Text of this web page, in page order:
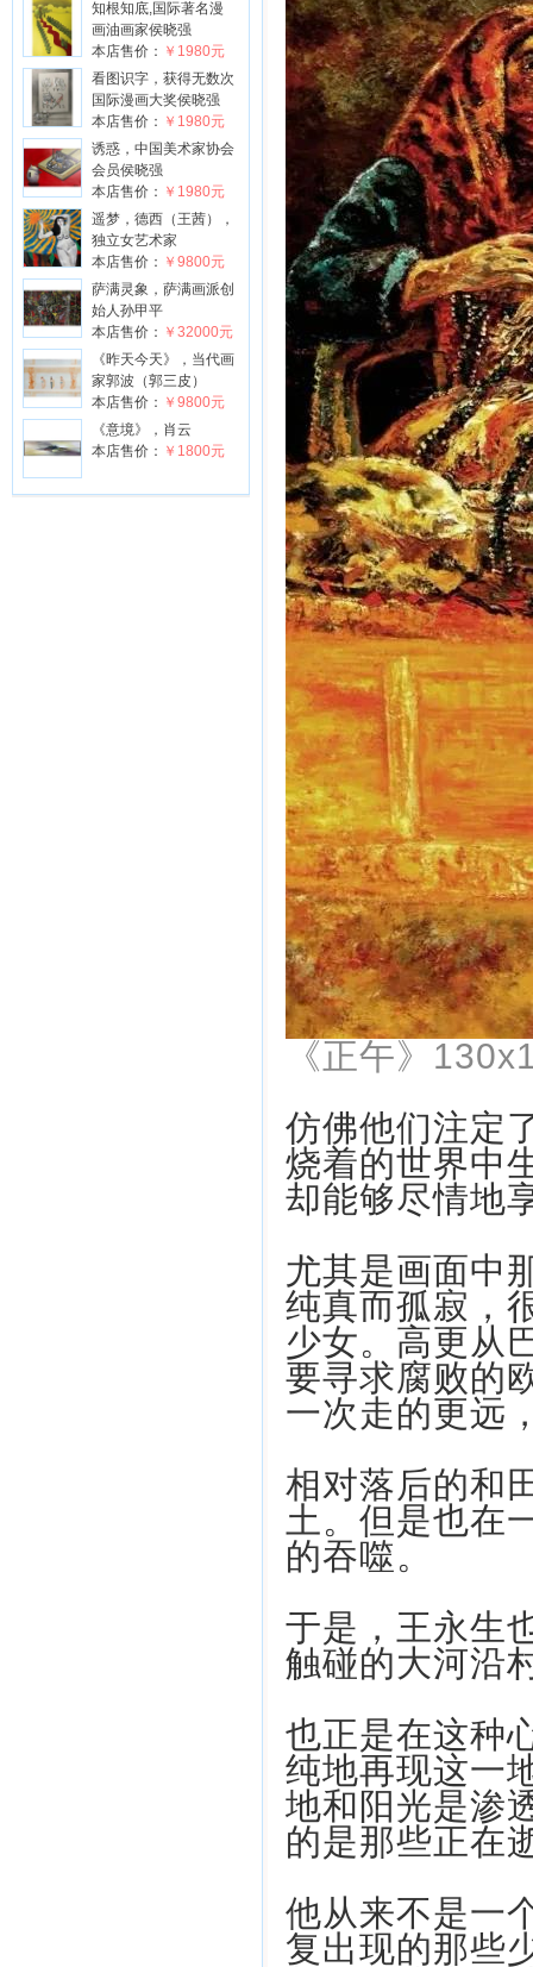
知根知底,国际著名漫
画油画家侯晓强
本店售价： ￥1980元
看图识字，获得无数次
国际漫画大奖侯晓强
本店售价： ￥1980元
诱惑，中国美术家协会
会员侯晓强
本店售价： ￥1980元
遥梦，德西（王茜），
独立女艺术家
本店售价： ￥9800元
萨满灵象，萨满画派创
始人孙甲平
本店售价： ￥32000元
《昨天今天》，当代画
家郭波（郭三皮）
本店售价： ￥9800元
《意境》，肖云
本店售价： ￥1800元
《正午》
仿佛他们注定
烧着的世界中
却能够尽情地
尤其是画面中
纯真而孤寂，
少女。高更从
要寻求腐败的
一次走的更远
相对落后的和
土。但是也在
的吞噬。
于是，王永生
触碰的大河沿
也正是在这种
纯地再现这一
地和阳光是渗
的是那些正在
他从来不是一
复出现的那些